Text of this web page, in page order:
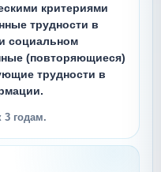
критериями
трудности в
социальном
(повторяющиеся)
трудности в
3 годам.